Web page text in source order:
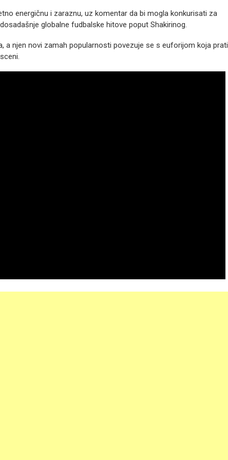
energičnu i zaraznu, uz komentar da bi mogla konkurisati za
globalne fudbalske hitove poput Shakirinog.
a njen novi zamah popularnosti povezuje se s euforijom koja prati